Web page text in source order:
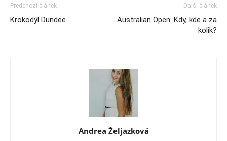
Předchozí článek
Krokodýl Dundee
Další článek
Australian Open: Kdy, kde a za
kolik?
Andrea Željazková